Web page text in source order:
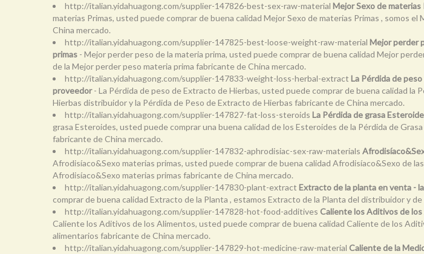
http://italian.yidahuagong.com/supplier-147826-best-sex-raw-material Mejor Sexo de materias
materias Primas, usted puede comprar de buena calidad Mejor Sexo de materias Primas , somos
China mercado.
http://italian.yidahuagong.com/supplier-147825-best-loose-weight-raw-material Mejor perder
primas - Mejor perder peso de la materia prima, usted puede comprar de buena calidad Mejor
de la Mejor perder peso materia prima fabricante de China mercado.
http://italian.yidahuagong.com/supplier-147833-weight-loss-herbal-extract La Pérdida de
proveedor- La Pérdida de peso de Extracto de Hierbas, usted puede comprar de buena calidad
Hierbas distribuidor y la Pérdida de Peso de Extracto de Hierbas fabricante de China mercado.
http://italian.yidahuagong.com/supplier-147827-fat-loss-steroids La Pérdida de grasa
grasa Esteroides, usted puede comprar una buena calidad de los Esteroides de la Pérdida de
fabricante de China mercado.
http://italian.yidahuagong.com/supplier-147832-aphrodisiac-sex-raw-materials
Afrodisíaco&Sexo materias primas, usted puede comprar de buena calidad Afrodisíaco&Sexo de
Afrodisíaco&Sexo materias primas fabricante de China mercado.
http://italian.yidahuagong.com/supplier-147830-plant-extract Extracto de la planta en venta -
comprar de buena calidad Extracto de la Planta , estamos Extracto de la Planta del distribuidor y
http://italian.yidahuagong.com/supplier-147828-hot-food-additives Caliente los Aditivos de
Caliente los Aditivos de los Alimentos, usted puede comprar de buena calidad Caliente de los
alimentarios fabricante de China mercado.
http://italian.yidahuagong.com/supplier-147829-hot-medicine-raw-material Caliente de la